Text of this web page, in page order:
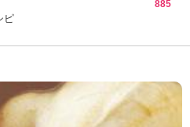
ピ
885